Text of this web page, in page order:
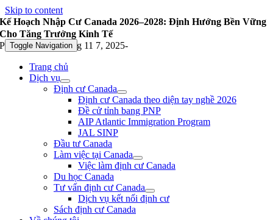
Skip to content
Toggle Navigation
Trang chủ
Dịch vụ
Định cư Canada
Định cư Canada theo diện tay nghề 2026
Đề cử tỉnh bang PNP
AIP Atlantic Immigration Program
JAL SINP
Đầu tư Canada
Làm việc tại Canada
Việc làm định cư Canada
Du học Canada
Tư vấn định cư Canada
Dịch vụ kết nối định cư
Sách định cư Canada
Kế Hoạch Nhập Cư Canada 2026–2028: Định Hướng Bền Vững
Cho Tăng Trưởng Kinh Tế
Published On: Tháng 11 7, 2025-